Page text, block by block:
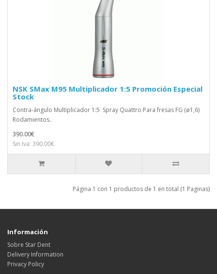
NSK SMax M95 Multiplicador 1:5 Promoción Especial
Stock
Contra-ángulo Multiplicador 1:5 Spray Quattro Para fresas FG (ø1,6)
Rodamientos..
390.00€
Sin Iva: 390.00€
Página 1 con 1 productos de 1 en total (1 Paginas)
Información
Sobre Star Dent
Delivery Information
Privacy Policy